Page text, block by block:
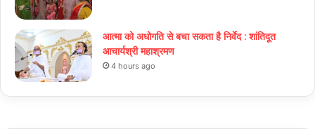
आत्मा को अधोगति से बचा सकता है निर्वेद : शांतिदूत
आचार्यश्री महाश्रमण
4 hours ago